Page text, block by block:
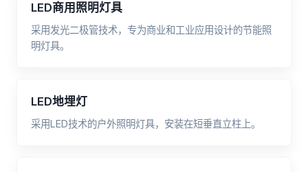
LED商用照明灯具
采用发光二极管技术，专为商业和工业应用设计的节能照
明灯具。
LED地埋灯
采用LED技术的户外照明灯具，安装在短垂直立柱上。